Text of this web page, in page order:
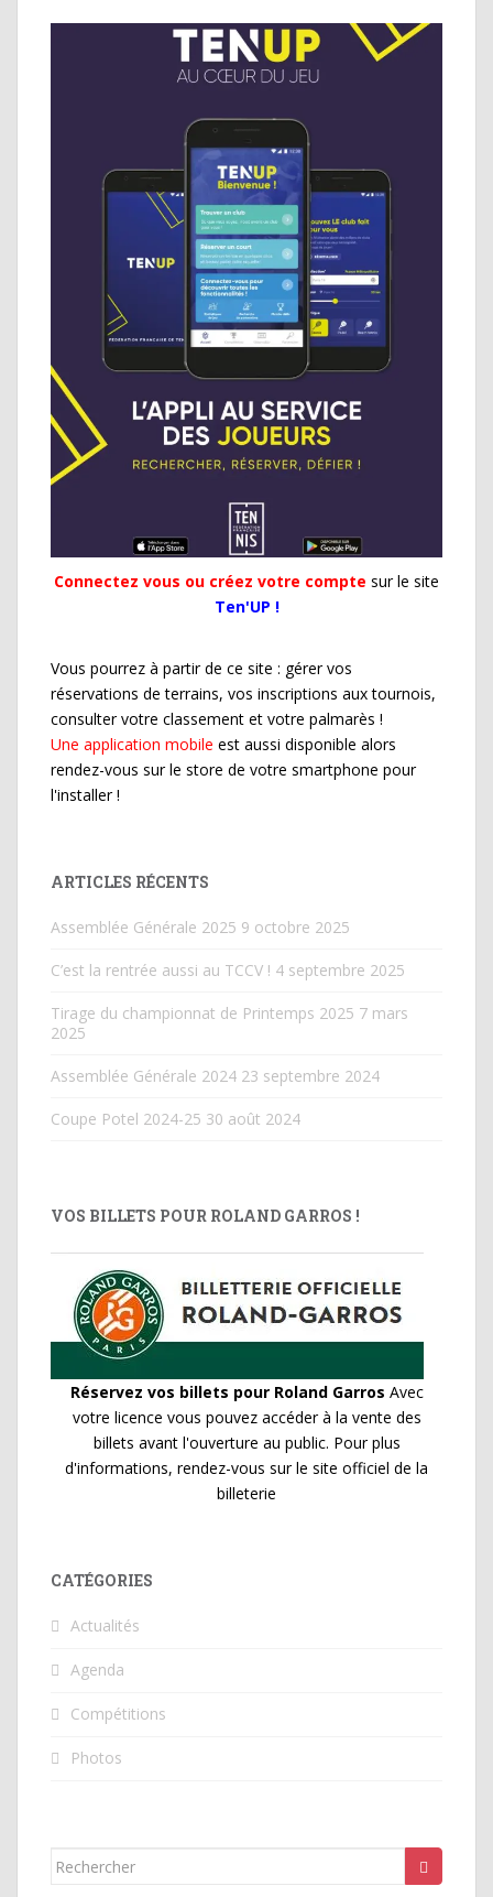
Connectez vous ou créez votre compte sur le site
Ten'UP !
Vous pourrez à partir de ce site : gérer vos
réservations de terrains, vos inscriptions aux tournois,
consulter votre classement et votre palmarès !
Une application mobile est aussi disponible alors
rendez-vous sur le store de votre smartphone pour
l'installer !
ARTICLES RÉCENTS
Assemblée Générale 2025 9 octobre 2025
C’est la rentrée aussi au TCCV ! 4 septembre 2025
Tirage du championnat de Printemps 2025 7 mars
2025
Assemblée Générale 2024 23 septembre 2024
Coupe Potel 2024-25 30 août 2024
VOS BILLETS POUR ROLAND GARROS !
Réservez vos billets pour Roland Garros Avec
votre licence vous pouvez accéder à la vente des
billets avant l'ouverture au public. Pour plus
d'informations, rendez-vous sur le site officiel de la
billeterie
CATÉGORIES
Actualités
Agenda
Compétitions
Photos
Rechercher...